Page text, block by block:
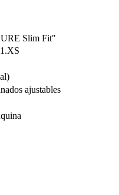
Slim Fit"
ajustables